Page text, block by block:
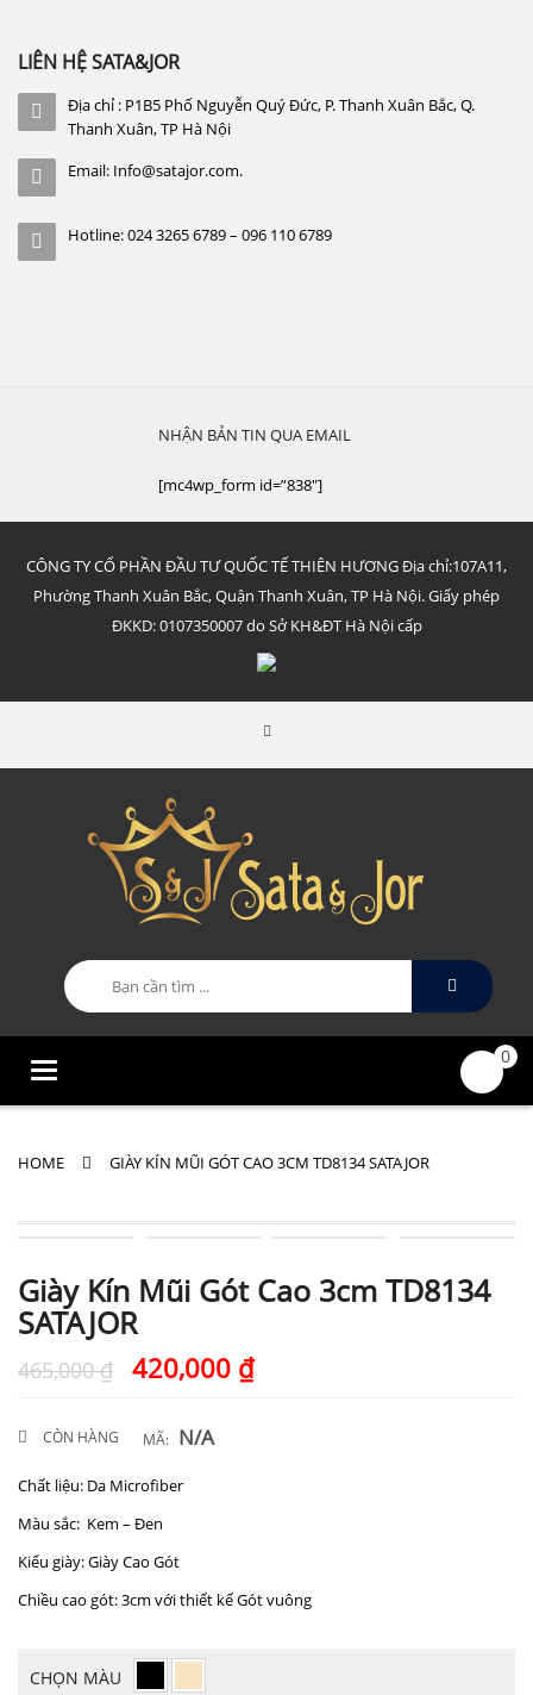
LIÊN HỆ SATA&JOR
Địa chỉ : P1B5 Phố Nguyễn Quý Đức, P. Thanh Xuân Bắc, Q.
Thanh Xuân, TP Hà Nội
Email: Info@satajor.com.
Hotline: 024 3265 6789 – 096 110 6789
NHẬN BẢN TIN QUA EMAIL
[mc4wp_form id=”838″]
CÔNG TY CỔ PHẦN ĐẦU TƯ QUỐC TẾ THIÊN HƯƠNG Địa chỉ:107A11,
Phường Thanh Xuân Bắc, Quận Thanh Xuân, TP Hà Nội. Giấy phép
ĐKKD: 0107350007 do Sở KH&ĐT Hà Nội cấp
Categories
0
HOME GIÀY KÍN MŨI GÓT CAO 3CM TD8134 SATAJOR
Giày Kín Mũi Gót Cao 3cm TD8134
SATAJOR
465,000₫ 420,000 ₫
CÒN HÀNG MÃ: N/A
Chất liệu: Da Microfiber
Màu sắc: Kem – Đen
Kiểu giày: Giày Cao Gót
Chiều cao gót: 3cm với thiết kế Gót vuông
CHỌN MÀU